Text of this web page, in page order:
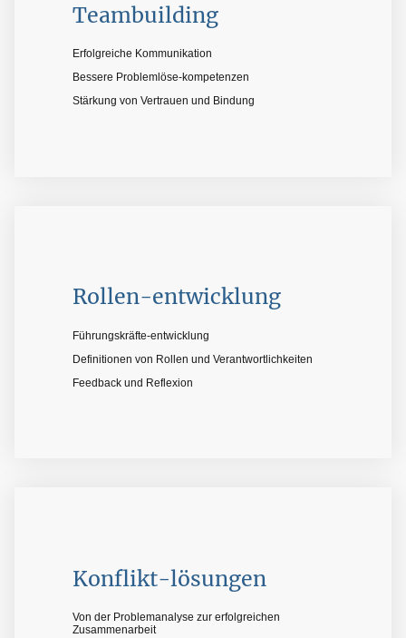
Teambuilding
Erfolgreiche Kommunikation
Bessere Problemlöse-kompetenzen
Stärkung von Vertrauen und Bindung
Rollen-entwicklung
Führungskräfte-entwicklung
Definitionen von Rollen und Verantwortlichkeiten
Feedback und Reflexion
Konflikt-lösungen
Von der Problemanalyse zur erfolgreichen
Zusammenarbeit